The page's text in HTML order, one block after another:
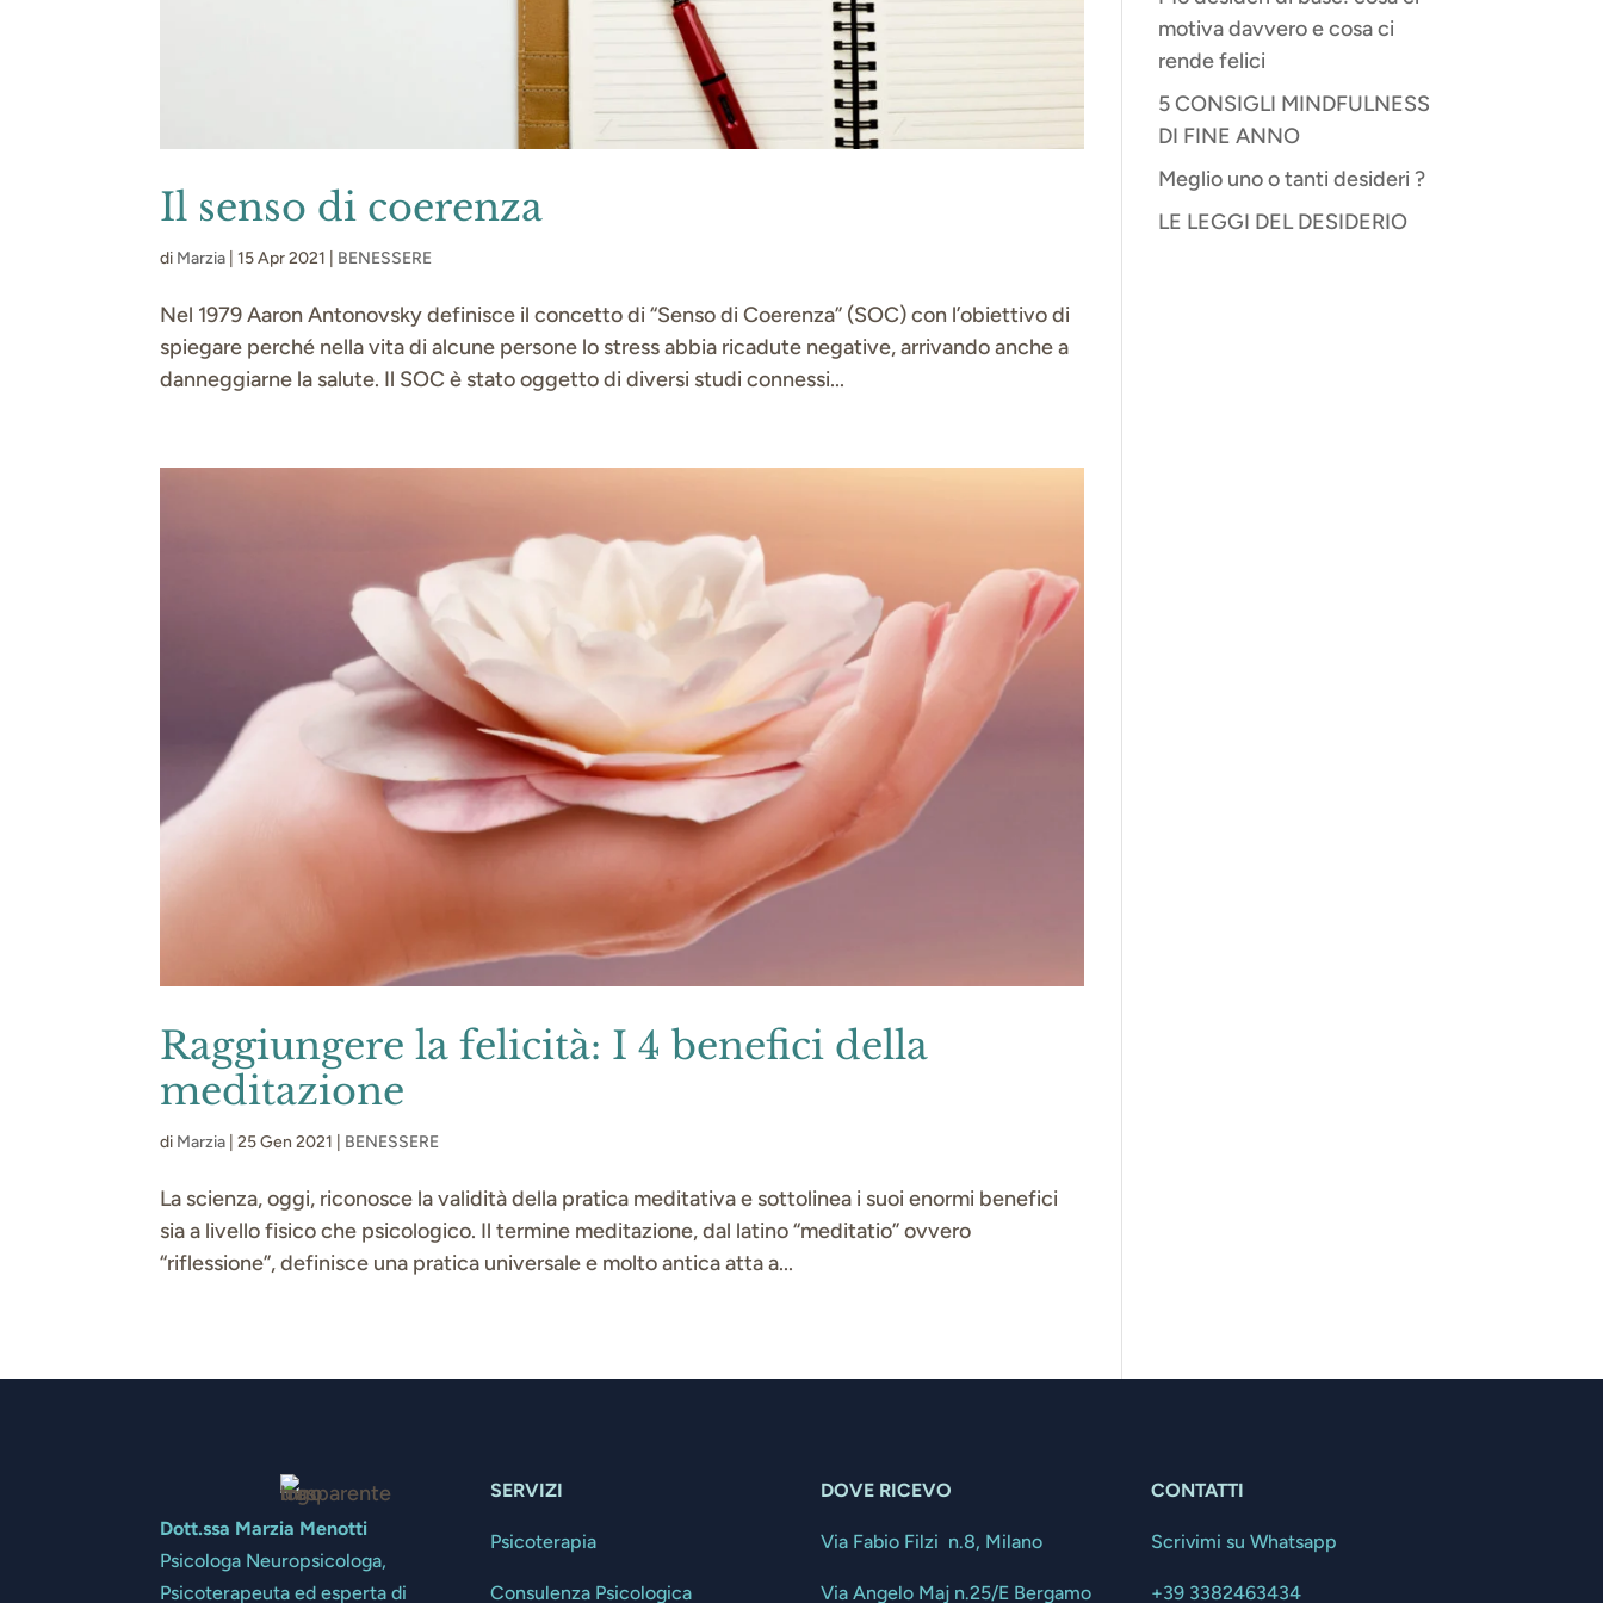
Il senso di coerenza
di Marzia |15 Apr 2021 BENESSERE
Nel 1979 Aaron Antonovsky definisce il concetto di “Senso di Coerenza” (SOC) con l’obiettivo di
spiegare perché nella vita di alcune persone lo stress abbia ricadute negative, arrivando anche a
danneggiarne la salute. Il SOC è stato oggetto di diversi studi connessi...
Raggiungere la felicità: I 4 benefici della
meditazione
di Marzia |25 Gen 2021 BENESSERE
La scienza, oggi, riconosce la validità della pratica meditativa e sottolinea i suoi enormi benefici
sia a livello fisico che psicologico. Il termine meditazione, dal latino “meditatio” ovvero
“riflessione”, definisce una pratica universale e molto antica atta a...
motiva davvero e cosa ci
rende felici
5 CONSIGLI MINDFULNESS
DI FINE ANNO
Meglio uno o tanti desideri ?
LE LEGGI DEL DESIDERIO
Dott.ssa Marzia Menotti
Psicologa Neuropsicologa,
Psicoterapeuta ed esperta di
SERVIZI
Psicoterapia
Consulenza Psicologica
DOVE RICEVO
Via Fabio Filzi n.8, Milano
Via Angelo Maj n.25/E Bergamo
CONTATTI
Scrivimi su Whatsapp
+39 3382463434